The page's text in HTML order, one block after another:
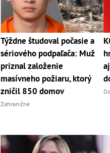
Týždne študoval počasie a
sériového podpaľača: Muž
priznal založenie
masívneho požiaru, ktorý
zničil 850 domov
Zahraničné